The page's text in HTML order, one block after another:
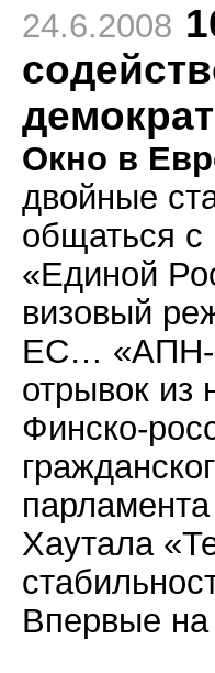
24.6.2008
Окно в
двойные
общаться с
«Единой
визовый
ЕС… «АПН-
отрывок из
Финско-
Хаутала
Впервые на